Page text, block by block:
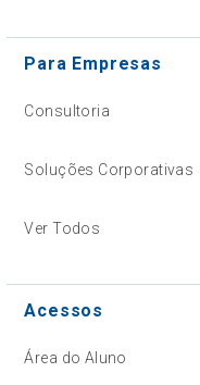
Para Empresas
Consultoria
Soluções Corporativas
Ver Todos
Acessos
Área do Aluno